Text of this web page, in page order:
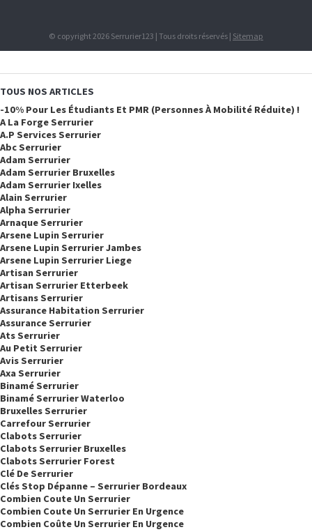
© copyright 2026 Serrurier123 | Tous droits réservés | Sitemap
TOUS NOS ARTICLES
-10% Pour Les Étudiants Et PMR (personnes À Mobilité Réduite) !
A La Forge Serrurier
A.p Services Serrurier
Abc Serrurier
Adam Serrurier
Adam Serrurier Bruxelles
Adam Serrurier Ixelles
Alain Serrurier
Alpha Serrurier
Arnaque Serrurier
Arsene Lupin Serrurier
Arsene Lupin Serrurier Jambes
Arsene Lupin Serrurier Liege
Artisan Serrurier
Artisan Serrurier Etterbeek
Artisans Serrurier
Assurance Habitation Serrurier
Assurance Serrurier
Ats Serrurier
Au Petit Serrurier
Avis Serrurier
Axa Serrurier
Binamé Serrurier
Binamé Serrurier Waterloo
Bruxelles Serrurier
Carrefour Serrurier
Clabots Serrurier
Clabots Serrurier Bruxelles
Clabots Serrurier Forest
Clé De Serrurier
Clés Stop Dépanne – Serrurier Bordeaux
Combien Coute Un Serrurier
Combien Coute Un Serrurier En Urgence
Combien Coûte Un Serrurier En Urgence